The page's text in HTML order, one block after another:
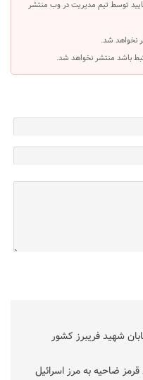
توسط تیم مدیریت در وب منتشر
نخواهد شد.
باشد منتشر نخواهد شد.
شهید فریبرز کشور
ضاحیه به مرز اسرائیل